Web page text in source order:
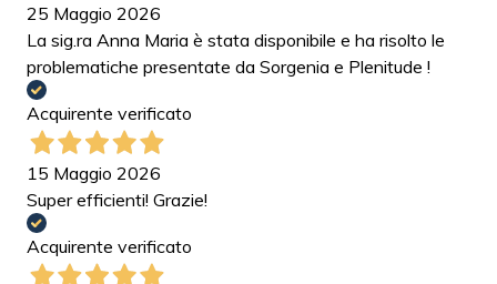
25 Maggio 2026
La sig.ra Anna Maria è stata disponibile e ha risolto le
problematiche presentate da Sorgenia e Plenitude !
Acquirente verificato
15 Maggio 2026
Super efficienti! Grazie!
Acquirente verificato